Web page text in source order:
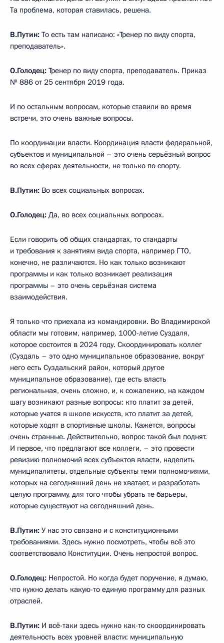
Та проблема, которая ставилась, решена.
В.Путин: То есть там написано: «Тренер по виду спорта,
преподаватель».
О.Голодец: Тренер по виду спорта, преподаватель. Приказ
№ 886 от 25 сентября 2019 года.
И по остальным вопросам, которые ставили во время
встречи, это очень важные вопросы.
По координации власти. Координация власти федеральной,
субъектов и муниципальной – это очень серьёзный вопрос
во всех сферах деятельности, не только по спорту.
В.Путин: Во всех социальных вопросах.
О.Голодец: Да, во всех социальных вопросах.
Если говорить об общих стандартах, то стандарты
и требования к занятиям вида спорта, например ГТО,
конечно, не различаются. Но как только возникают
программы и как только возникает реализация
программы – это очень серьёзная система
взаимодействия.
Я только что приехала из командировки. Во Владимирской
области мы готовим, например, 1000-летие Суздаля,
которое состоится в 2024 году. Скоординировать коллег
(Суздаль – это одно муниципальное образование, вокруг
него есть Суздальский район, который другое
муниципальное образование), где есть власть
региональная, очень сложно, и, к сожалению, на каждом
шагу возникают разные вопросы: кто платит за детей,
которые учатся в школе искусств, кто платит за детей,
которые ходят в спортивные школы. Кажется, вопросы
очень странные. Действительно, вопрос такой был поднят.
И первое, что предлагают все коллеги, – это провести
ревизию полномочий всех субъектов власти, наделить
муниципалитеты, отдельные субъекты теми полномочиями,
которых на сегодняшний день не хватает, и разработать
целую программу, для того чтобы убрать те барьеры,
которые существуют на сегодняшний день.
В.Путин: У нас это связано и с конституционными
требованиями. Здесь нужно посмотреть, чтобы всё это
соответствовало Конституции. Очень непростой вопрос.
О.Голодец: Непростой. Но когда будет поручение, я думаю,
что нужно делать какую-то единую программу для разных
отраслей.
В.Путин: И всё-таки здесь нужно как-то скоординировать
деятельность всех уровней власти: муниципальную